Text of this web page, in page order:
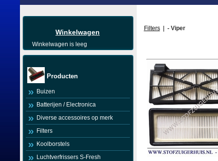
Winkelwagen
Winkelwagen is leeg
Producten
Buizen
Batterijen / Electronica
Diverse accessoires op merk
Filters
Koolborstels
Luchtverfrissers S-Fresh
Filters| - Viper